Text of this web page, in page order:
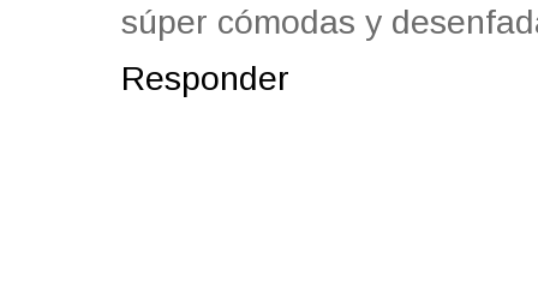
súper cómodas y
Responder